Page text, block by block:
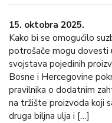
15. oktobra 2025.
Kako bi se omogućilo
potrošače mogu dovesti
svojstava pojedinih
Bosne i Hercegovine
pravilnika o dodatnim
na tržište proizvoda koji
druga biljna ulja i […]